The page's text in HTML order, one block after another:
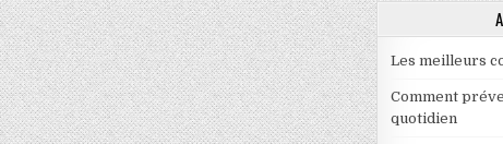
Les meilleurs
Comment
quotidien